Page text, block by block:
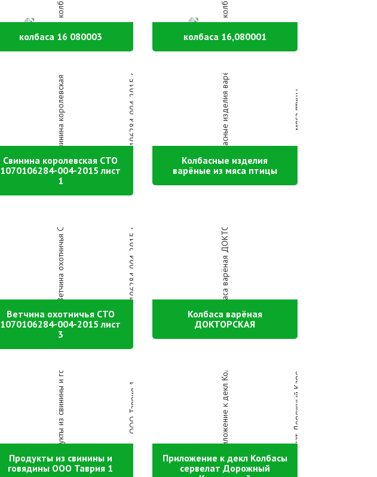
колбаса 16 080003 колбаса 16,080001
Свинина королевская СТО
1070106284-004-2015 лист
1
Колбасные изделия
варёные из мяса птицы
Ветчина охотничья СТО
1070106284-004-2015 лист
3
Колбаса варёная
ДОКТОРСКАЯ
Продукты из свинины и
говядины ООО Таврия 1
Приложение к декл Колбасы
сервелат Дорожный